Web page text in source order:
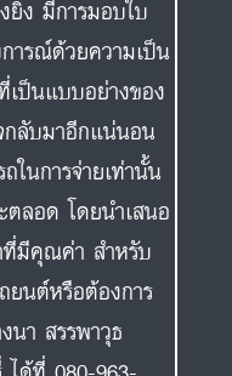
ยิ่ง มีการมอบใบ
ารณ์ด้วยความเป็น
เป็นแบบอย่างของ
ลับมาอีกแน่นอน
ในการจ่ายเท่านั้น
ลอด โดยนำเสนอ
ที่มีคุณค่า สำหรับ
ยนต์หรือต้องการ
นา สรรพาวุธ